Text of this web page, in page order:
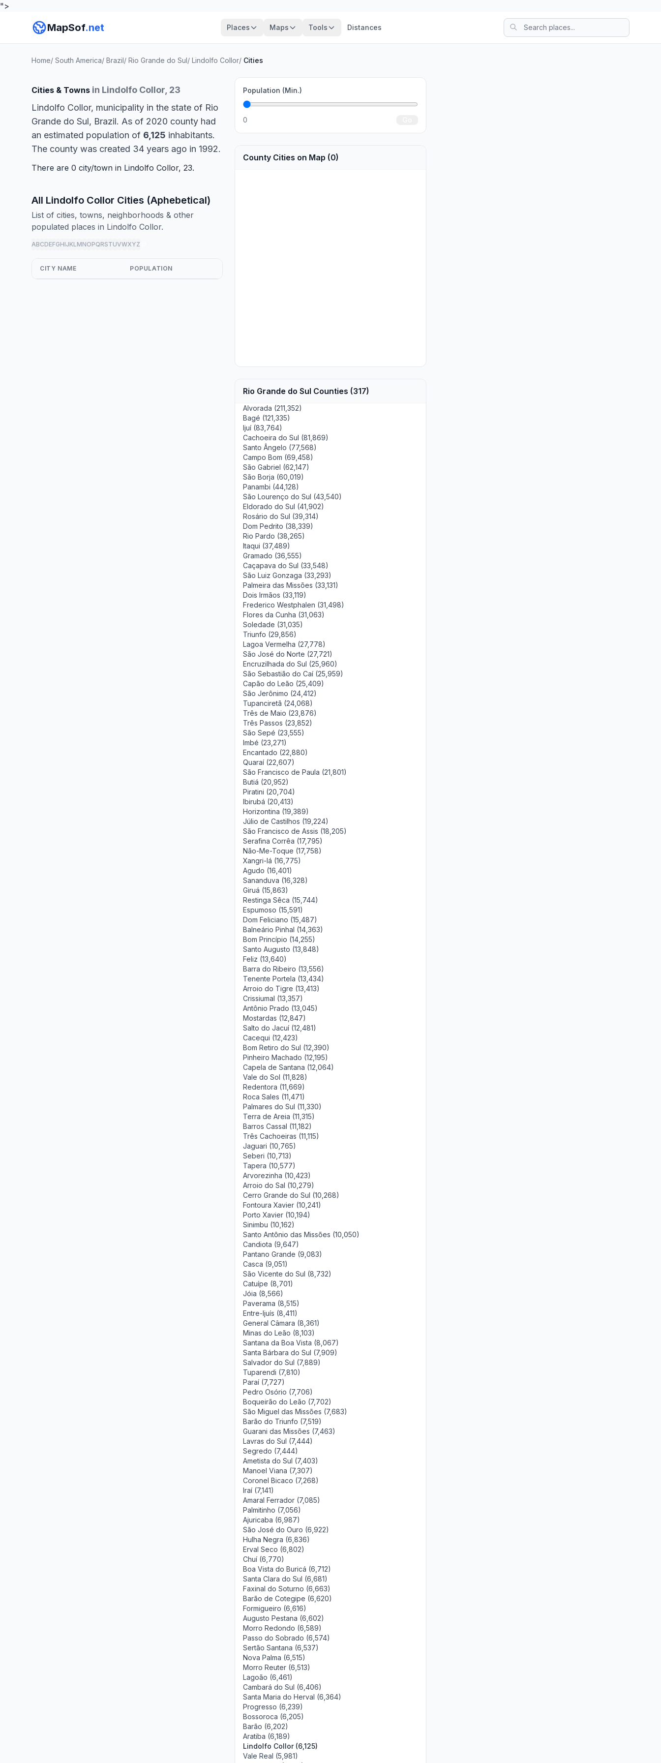
">
MapSof.net Places Maps Tools Distances
Home/ South America/ Brazil/ Rio Grande do Sul/ Lindolfo Collor/ Cities
Cities & Towns in Lindolfo Collor, 23
Lindolfo Collor, municipality in the state of Rio
Grande do Sul, Brazil. As of 2020 county had
an estimated population of 6,125 inhabitants.
The county was created 34 years ago in 1992.
There are 0 city/town in Lindolfo Collor, 23.
All Lindolfo Collor Cities (Aphebetical)
List of cities, towns, neighborhoods & other
populated places in Lindolfo Collor.
ABCDEFGHIJKLMNOPQRSTUVWXYZ
CITY NAME POPULATION
Population (Min.)
0
County Cities on Map (0)
Rio Grande do Sul Counties (317)
Alvorada (211,352)
Bagé (121,335)
Ijuí (83,764)
Cachoeira do Sul (81,869)
Santo Ângelo (77,568)
Campo Bom (69,458)
São Gabriel (62,147)
São Borja (60,019)
Panambi (44,128)
São Lourenço do Sul (43,540)
Eldorado do Sul (41,902)
Rosário do Sul (39,314)
Dom Pedrito (38,339)
Rio Pardo (38,265)
Itaqui (37,489)
Gramado (36,555)
Caçapava do Sul (33,548)
São Luiz Gonzaga (33,293)
Palmeira das Missões (33,131)
Dois Irmãos (33,119)
Frederico Westphalen (31,498)
Flores da Cunha (31,063)
Soledade (31,035)
Triunfo (29,856)
Lagoa Vermelha (27,778)
São José do Norte (27,721)
Encruzilhada do Sul (25,960)
São Sebastião do Caí (25,959)
Capão do Leão (25,409)
São Jerônimo (24,412)
Tupanciretã (24,068)
Três de Maio (23,876)
Três Passos (23,852)
São Sepé (23,555)
Imbé (23,271)
Encantado (22,880)
Quaraí (22,607)
São Francisco de Paula (21,801)
Butiá (20,952)
Piratini (20,704)
Ibirubá (20,413)
Horizontina (19,389)
Júlio de Castilhos (19,224)
São Francisco de Assis (18,205)
Serafina Corrêa (17,795)
Não-Me-Toque (17,758)
Xangri-lá (16,775)
Agudo (16,401)
Sananduva (16,328)
Giruá (15,863)
Restinga Sêca (15,744)
Espumoso (15,591)
Dom Feliciano (15,487)
Balneário Pinhal (14,363)
Bom Princípio (14,255)
Santo Augusto (13,848)
Feliz (13,640)
Barra do Ribeiro (13,556)
Tenente Portela (13,434)
Arroio do Tigre (13,413)
Crissiumal (13,357)
Antônio Prado (13,045)
Mostardas (12,847)
Salto do Jacuí (12,481)
Cacequi (12,423)
Bom Retiro do Sul (12,390)
Pinheiro Machado (12,195)
Capela de Santana (12,064)
Vale do Sol (11,828)
Redentora (11,669)
Roca Sales (11,471)
Palmares do Sul (11,330)
Terra de Areia (11,315)
Barros Cassal (11,182)
Três Cachoeiras (11,115)
Jaguari (10,765)
Seberi (10,713)
Tapera (10,577)
Arvorezinha (10,423)
Arroio do Sal (10,279)
Cerro Grande do Sul (10,268)
Fontoura Xavier (10,241)
Porto Xavier (10,194)
Sinimbu (10,162)
Santo Antônio das Missões (10,050)
Candiota (9,647)
Pantano Grande (9,083)
Casca (9,051)
São Vicente do Sul (8,732)
Catuípe (8,701)
Jóia (8,566)
Paverama (8,515)
Entre-Ijuís (8,411)
General Câmara (8,361)
Minas do Leão (8,103)
Santana da Boa Vista (8,067)
Santa Bárbara do Sul (7,909)
Salvador do Sul (7,889)
Tuparendi (7,810)
Paraí (7,727)
Pedro Osório (7,706)
Boqueirão do Leão (7,702)
São Miguel das Missões (7,683)
Barão do Triunfo (7,519)
Guarani das Missões (7,463)
Lavras do Sul (7,444)
Segredo (7,444)
Ametista do Sul (7,403)
Manoel Viana (7,307)
Coronel Bicaco (7,268)
Iraí (7,141)
Amaral Ferrador (7,085)
Palmitinho (7,056)
Ajuricaba (6,987)
São José do Ouro (6,922)
Hulha Negra (6,836)
Erval Seco (6,802)
Chuí (6,770)
Boa Vista do Buricá (6,712)
Santa Clara do Sul (6,681)
Faxinal do Soturno (6,663)
Barão de Cotegipe (6,620)
Formigueiro (6,616)
Augusto Pestana (6,602)
Morro Redondo (6,589)
Passo do Sobrado (6,574)
Sertão Santana (6,537)
Nova Palma (6,515)
Morro Reuter (6,513)
Lagoão (6,461)
Cambará do Sul (6,406)
Santa Maria do Herval (6,364)
Progresso (6,239)
Bossoroca (6,205)
Barão (6,202)
Aratiba (6,189)
Lindolfo Collor (6,125)
Vale Real (5,981)